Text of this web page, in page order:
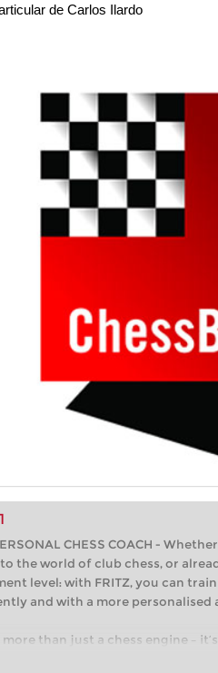
de Carlos Ilardo
CHESS COACH -
the world of club chess, or
level: with FRITZ, you can
and with a more personalised
more than just a chess engine –
you’re taking your first steps into